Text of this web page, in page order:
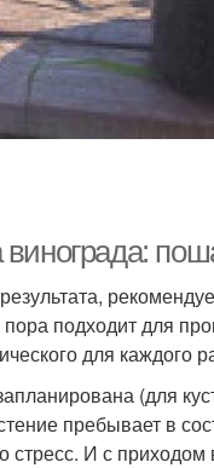
подходит для
для каждого
(для
пребывает в
стресс. И с